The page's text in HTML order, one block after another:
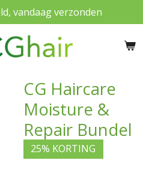
vandaag verzonden
CG Haircare
Moisture &
Repair Bundel
25% KORTING